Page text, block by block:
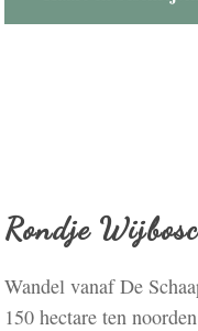
Rondje
Wandel vanaf De
150 hectare ten